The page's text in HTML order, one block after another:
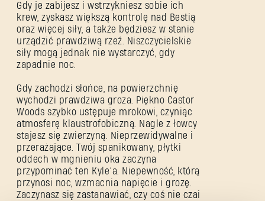
Gdy je zabijesz i wstrzykniesz sobie ich
krew, zyskasz większą kontrolę nad Bestią
oraz więcej siły, a także będziesz w stanie
urządzić prawdziwą rzeź. Niszczycielskie
siły mogą jednak nie wystarczyć, gdy
zapadnie noc.
Gdy zachodzi słońce, na powierzchnię
wychodzi prawdziwa groza. Piękno Castor
Woods szybko ustępuje mrokowi, czyniąc
atmosferę klaustrofobiczną. Nagle z łowcy
stajesz się zwierzyną. Nieprzewidywalne i
przerażające. Twój spanikowany, płytki
oddech w mgnieniu oka zaczyna
przypominać ten Kyle’a. Niepewność, którą
przynosi noc, wzmacnia napięcie i grozę.
Zaczynasz się zastanawiać, czy coś nie czai
Adres e-mail